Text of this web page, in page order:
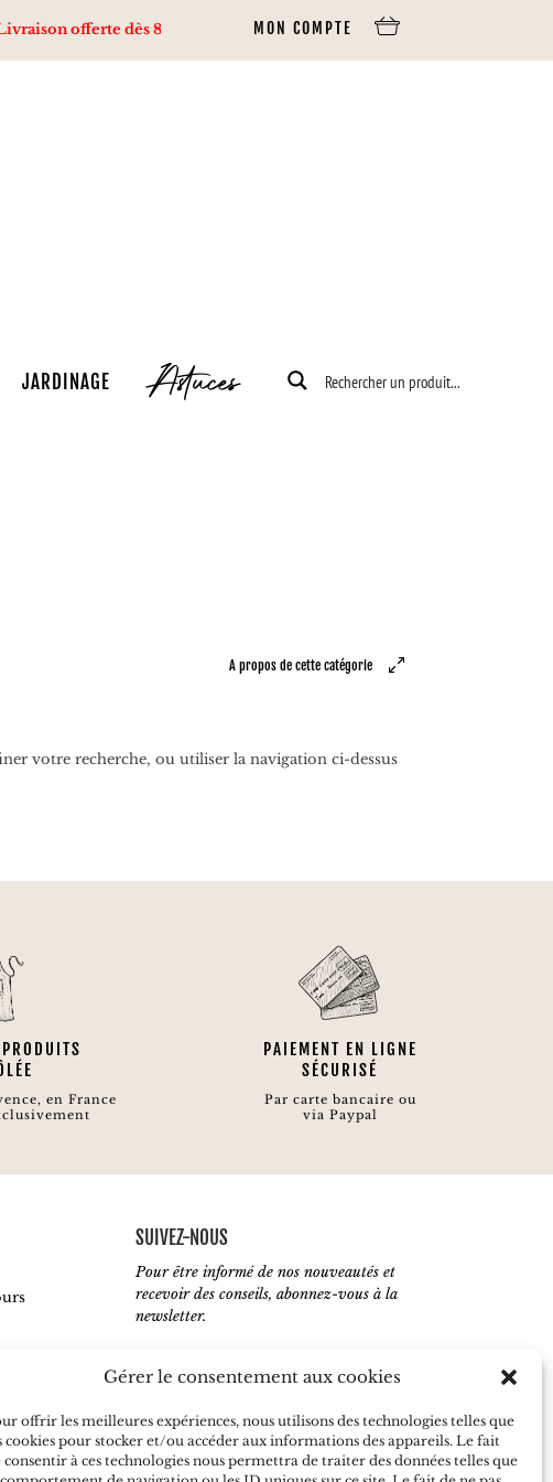
Gérer le consentement aux cookies
offrir les meilleures expériences, nous utilisons des technologies telles que
cookies pour stocker et/ou accéder aux informations des appareils. Le fait
consentir à ces technologies nous permettra de traiter des données telles que
offerte dès 80€ d’achats via Mondial Relay, 100€ via Colissimo.
MON COMPTE
JARDINAGE Astuces
A propos de cette catégorie
votre recherche, ou utiliser la navigation ci-dessus
en France
PAIEMENT EN LIGNE
SÉCURISÉ
Par carte bancaire ou
via Paypal
SUIVEZ-NOUS
Pour être informé de nos nouveautés et
recevoir des conseils, abonnez-vous à la
newsletter.
J'accepte de recevoir vos e-mails et
confirme avoir pris connaissance de votre
politique de confidentialité